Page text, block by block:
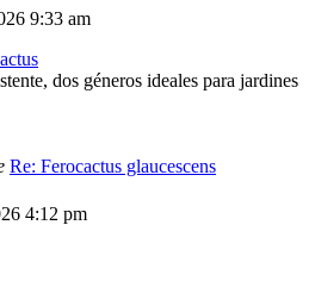
9:33 am
dos géneros ideales para jardines
Re: Ferocactus glaucescens
4:12 pm